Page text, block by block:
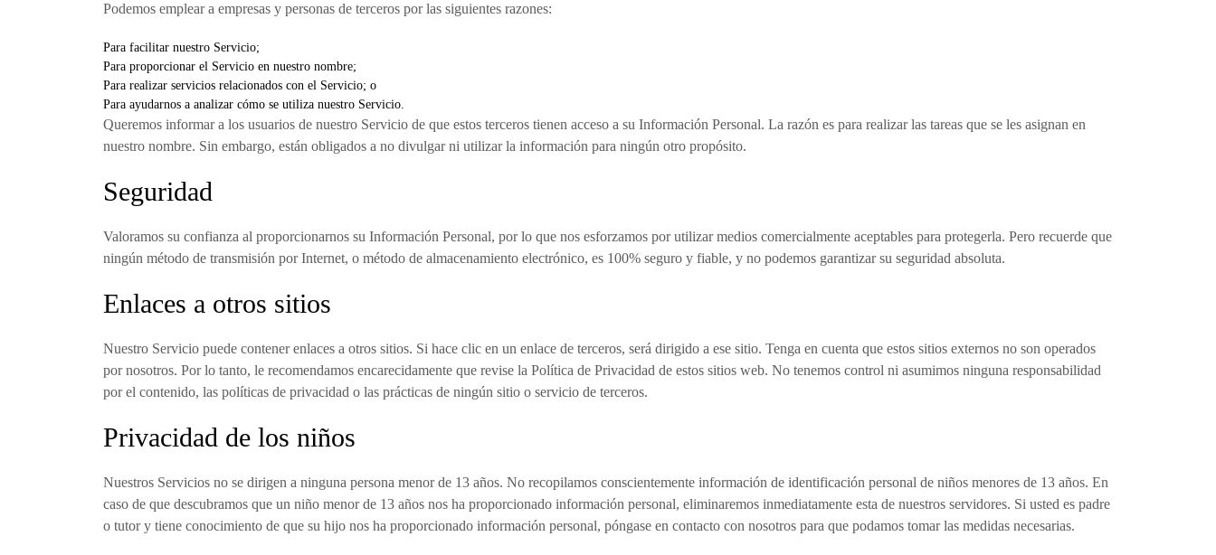
Podemos emplear a empresas y personas de terceros por las siguientes razones:
Para facilitar nuestro Servicio;
Para proporcionar el Servicio en nuestro nombre;
Para realizar servicios relacionados con el Servicio; o
Para ayudarnos a analizar cómo se utiliza nuestro Servicio.
Queremos informar a los usuarios de nuestro Servicio de que estos terceros tienen acceso a su Información Personal. La razón es para realizar las tareas que se les asignan en
nuestro nombre. Sin embargo, están obligados a no divulgar ni utilizar la información para ningún otro propósito.
Seguridad
Valoramos su confianza al proporcionarnos su Información Personal, por lo que nos esforzamos por utilizar medios comercialmente aceptables para protegerla. Pero recuerde que
ningún método de transmisión por Internet, o método de almacenamiento electrónico, es 100% seguro y fiable, y no podemos garantizar su seguridad absoluta.
Enlaces a otros sitios
Nuestro Servicio puede contener enlaces a otros sitios. Si hace clic en un enlace de terceros, será dirigido a ese sitio. Tenga en cuenta que estos sitios externos no son operados
por nosotros. Por lo tanto, le recomendamos encarecidamente que revise la Política de Privacidad de estos sitios web. No tenemos control ni asumimos ninguna responsabilidad
por el contenido, las políticas de privacidad o las prácticas de ningún sitio o servicio de terceros.
Privacidad de los niños
Nuestros Servicios no se dirigen a ninguna persona menor de 13 años. No recopilamos conscientemente información de identificación personal de niños menores de 13 años. En
caso de que descubramos que un niño menor de 13 años nos ha proporcionado información personal, eliminaremos inmediatamente esta de nuestros servidores. Si usted es padre
o tutor y tiene conocimiento de que su hijo nos ha proporcionado información personal, póngase en contacto con nosotros para que podamos tomar las medidas necesarias.